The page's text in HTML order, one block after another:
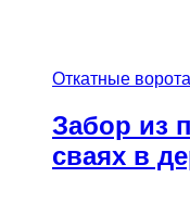
Откатные ворота
Забор из
сваях в